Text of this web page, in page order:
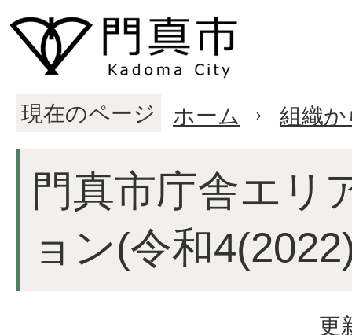
現在のページ ホーム 組織
門真市庁舎エリ
ョン(令和
更